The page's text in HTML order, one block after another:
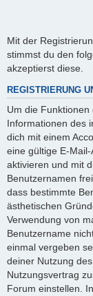
Mit der
stimmst du den
akzeptierst diese.
REGISTRIERUNG
Um die
Informationen des
dich mit einem
eine gültige E-
aktivieren und mit
Benutzernamen
dass bestimmte
ästhetischen
Verwendung von
Benutzername
einmal vergeben
deiner Nutzung
Nutzungsvertrag
Forum einstellen.